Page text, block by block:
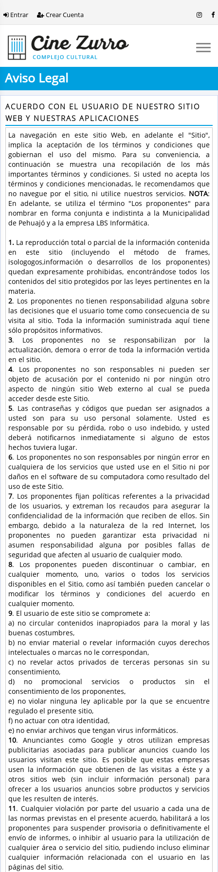
Entrar Crear Cuenta
Aviso Legal
ACUERDO CON EL USUARIO DE NUESTRO SITIO
WEB Y NUESTRAS APLICACIONES
La navegación en este sitio Web, en adelante el "Sitio",
implica la aceptación de los términos y condiciones que
gobiernan el uso del mismo. Para su conveniencia, a
continuación se muestra una recopilación de los más
importantes términos y condiciones. Si usted no acepta los
términos y condiciones mencionadas, le recomendamos que
no navegue por el sitio, ni utilice nuestros servicios. NOTA:
En adelante, se utiliza el término "Los proponentes" para
nombrar en forma conjunta e indistinta a la Municipalidad
de Pehuajó y a la empresa LBS Informática.
1. La reproducción total o parcial de la información contenida
en este sitio (incluyendo el método de frames,
isologogos,información o desarrollos de los proponentes)
quedan expresamente prohibidas, encontrándose todos los
contenidos del sitio protegidos por las leyes pertinentes en la
materia.
2. Los proponentes no tienen responsabilidad alguna sobre
las decisiones que el usuario tome como consecuencia de su
visita al sitio. Toda la información suministrada aquí tiene
sólo propósitos informativos.
3. Los proponentes no se responsabilizan por la
actualización, demora o error de toda la información vertida
en el sitio.
4. Los proponentes no son responsables ni pueden ser
objeto de acusación por el contenido ni por ningún otro
aspecto de ningún sitio Web externo al cual se pueda
acceder desde este Sitio.
5. Las contraseñas y códigos que puedan ser asignados a
usted son para su uso personal solamente. Usted es
responsable por su pérdida, robo o uso indebido, y usted
deberá notificarnos inmediatamente si alguno de estos
hechos tuviera lugar.
6. Los proponentes no son responsables por ningún error en
cualquiera de los servicios que usted use en el Sitio ni por
daños en el software de su computadora como resultado del
uso de este Sitio.
7. Los proponentes fijan políticas referentes a la privacidad
de los usuarios, y extreman los recaudos para asegurar la
confidencialidad de la información que reciben de ellos. Sin
embargo, debido a la naturaleza de la red Internet, los
proponentes no pueden garantizar esta privacidad ni
asumen responsabilidad alguna por posibles fallas de
seguridad que afecten al usuario de cualquier modo.
8. Los proponentes pueden discontinuar o cambiar, en
cualquier momento, uno, varios o todos los servicios
disponibles en el Sitio, como así también pueden cancelar o
modificar los términos y condiciones del acuerdo en
cualquier momento.
9. El usuario de este sitio se compromete a:
a) no circular contenidos inapropiados para la moral y las
buenas costumbres,
b) no enviar material o revelar información cuyos derechos
intelectuales o marcas no le correspondan,
c) no revelar actos privados de terceras personas sin su
consentimiento,
d) no promocional servicios o productos sin el
consentimiento de los proponentes,
e) no violar ninguna ley aplicable por la que se encuentre
regulado el presente sitio,
f) no actuar con otra identidad,
e) no enviar archivos que tengan virus informáticos.
10. Anunciantes como Google y otros utilizan empresas
publicitarias asociadas para publicar anuncios cuando los
usuarios visitan este sitio. Es posible que estas empresas
usen la información que obtienen de las visitas a éste y a
otros sitios web (sin incluir información personal) para
ofrecer a los usuarios anuncios sobre productos y servicios
que les resulten de interés.
11. Cualquier violación por parte del usuario a cada una de
las normas previstas en el presente acuerdo, habilitará a los
proponentes para suspender provisoria o definitivamente el
envío de informes, o inhibir al usuario para la utilización de
cualquier área o servicio del sitio, pudiendo incluso eliminar
cualquier información relacionada con el usuario en las
páginas del sitio.